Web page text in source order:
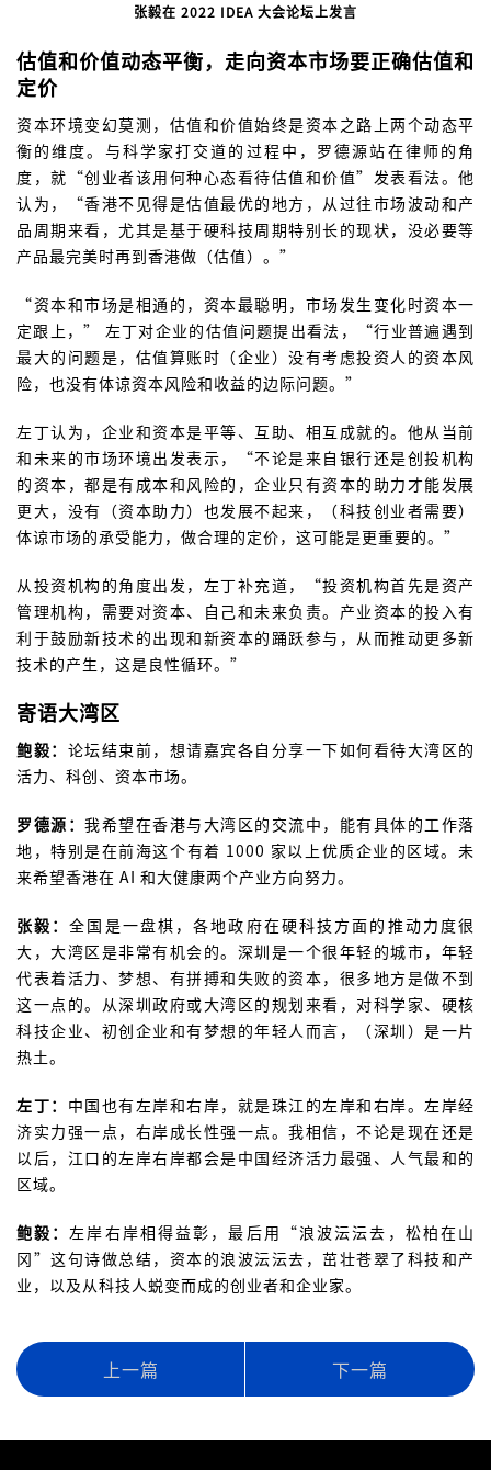
张毅在 2022 IDEA 大会论坛上发言
估值和价值动态平衡，走向资本市场要正确估值和
定价
资本环境变幻莫测，估值和价值始终是资本之路上两个动态平
衡的维度。与科学家打交道的过程中，罗德源站在律师的角
度，就“创业者该用何种心态看待估值和价值”发表看法。他
认为，“香港不见得是估值最优的地方，从过往市场波动和产
品周期来看，尤其是基于硬科技周期特别长的现状，没必要等
产品最完美时再到香港做（估值）。”
“资本和市场是相通的，资本最聪明，市场发生变化时资本一
定跟上，” 左丁对企业的估值问题提出看法，“行业普遍遇到
最大的问题是，估值算账时（企业）没有考虑投资人的资本风
险，也没有体谅资本风险和收益的边际问题。”
左丁认为，企业和资本是平等、互助、相互成就的。他从当前
和未来的市场环境出发表示，“不论是来自银行还是创投机构
的资本，都是有成本和风险的，企业只有资本的助力才能发展
更大，没有（资本助力）也发展不起来，（科技创业者需要）
体谅市场的承受能力，做合理的定价，这可能是更重要的。”
从投资机构的角度出发，左丁补充道，“投资机构首先是资产
管理机构，需要对资本、自己和未来负责。产业资本的投入有
利于鼓励新技术的出现和新资本的踊跃参与，从而推动更多新
技术的产生，这是良性循环。”
寄语大湾区
鲍毅： 论坛结束前，想请嘉宾各自分享一下如何看待大湾区的
活力、科创、资本市场。
罗德源： 我希望在香港与大湾区的交流中，能有具体的工作落
地，特别是在前海这个有着 1000 家以上优质企业的区域。未
来希望香港在 AI 和大健康两个产业方向努力。
张毅：全国是一盘棋，各地政府在硬科技方面的推动力度很
大，大湾区是非常有机会的。深圳是一个很年轻的城市，年轻
代表着活力、梦想、有拼搏和失败的资本，很多地方是做不到
这一点的。从深圳政府或大湾区的规划来看，对科学家、硬核
科技企业、初创企业和有梦想的年轻人而言，（深圳）是一片
热土。
左丁： 中国也有左岸和右岸，就是珠江的左岸和右岸。左岸经
济实力强一点，右岸成长性强一点。我相信，不论是现在还是
以后，江口的左岸右岸都会是中国经济活力最强、人气最和的
区域。
鲍毅： 左岸右岸相得益彰，最后用“浪波沄沄去，松柏在山
冈”这句诗做总结，资本的浪波沄沄去，茁壮苍翠了科技和产
业，以及从科技人蜕变而成的创业者和企业家。
上一篇 下一篇